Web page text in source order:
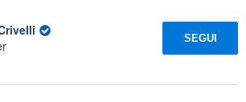
SEGUI